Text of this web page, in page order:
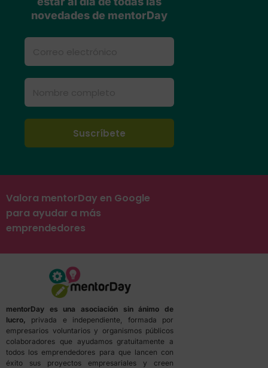
novedades de mentorDay
Valora mentorDay en Google
para ayudar a más
emprendedores
mentorDay es una asociación sin ánimo de
lucro, privada e independiente, formada por
empresarios voluntarios y organismos públicos
colaboradores que ayudamos gratuitamente a
todos los emprendedores para que lancen con
éxito sus proyectos empresariales y creen